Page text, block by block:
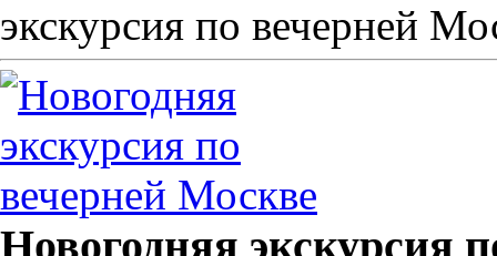
экскурсия по вечерней
Новогодняя экскурсия